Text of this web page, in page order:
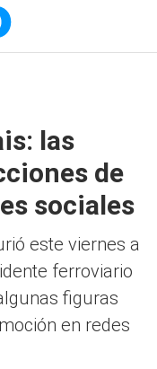
las
de
sociales
este viernes a
ferroviario
figuras
en redes